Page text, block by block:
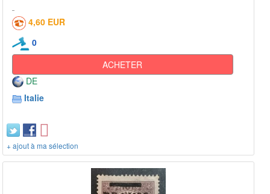
4,60 EUR
0
ACHETER
DE
Italie
+ ajout à ma sélection